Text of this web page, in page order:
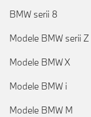
BMW serii 8
Modele BMW serii Z
Modele BMW X
Modele BMW i
Modele BMW M